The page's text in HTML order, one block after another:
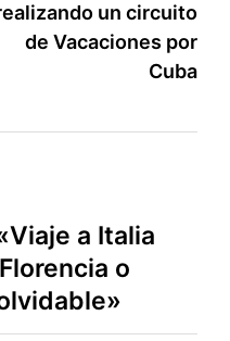
un circuito
de Vacaciones por
Cuba
Viaje a Italia
o
»